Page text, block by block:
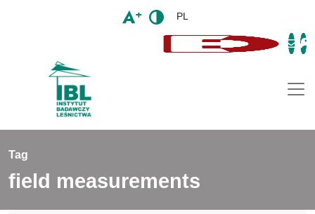
PL
Tag
field measurements